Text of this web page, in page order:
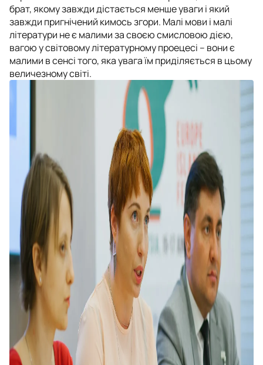
брат, якому завжди дістається менше уваги і який
завжди пригнічений кимось згори. Малі мови і малі
літератури не є малими за своєю смисловою дією,
вагою у світовому літературному проецесі – вони є
малими в сенсі того, яка увага їм приділяється в цьому
величезному світі.